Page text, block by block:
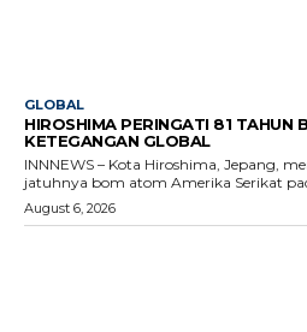
GLOBAL
HIROSHIMA PERINGATI 81 TAHUN
KETEGANGAN GLOBAL
INNNEWS – Kota Hiroshima, Jepang,
jatuhnya bom atom Amerika Serikat
August 6, 2026